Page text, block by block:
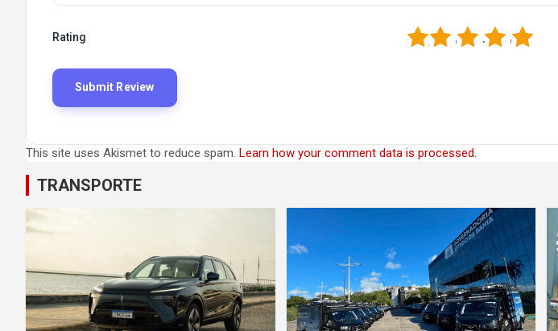
Rating 5
4
3
2
This site uses Akismet to reduce spam. Learn how your comment data is processed.
TRANSPORTE